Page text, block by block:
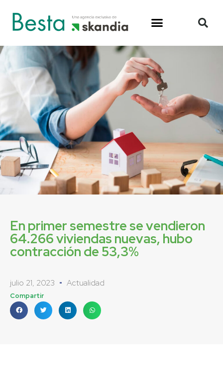
En primer semestre se vendieron
64.266 viviendas nuevas, hubo
contracción de 53,3%
julio 21, 2023 Actualidad
Compartir